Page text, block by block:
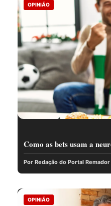
OPINIÃO
Como as bets usam a
Por Redação do Portal Remador
OPINIÃO